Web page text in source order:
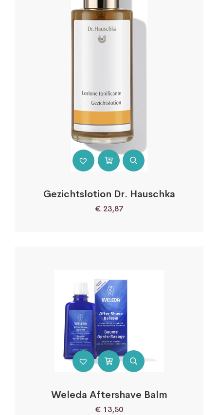
Gezichtslotion Dr. Hauschka
€ 23,87
Weleda Aftershave Balm
€ 13,50